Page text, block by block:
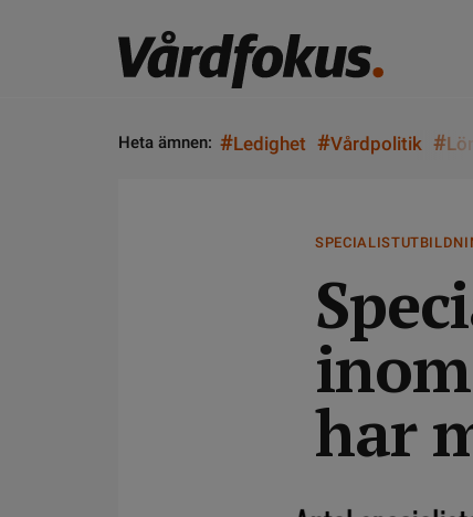
Heta ämnen: #Ledighet #Vårdpolitik #Lön
har